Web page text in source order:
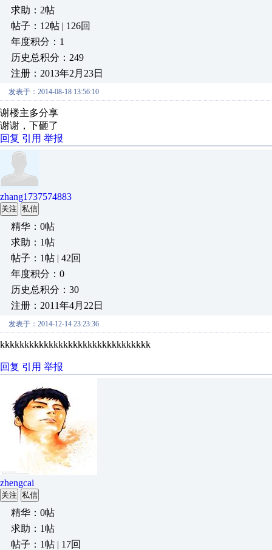
求助：2帖
帖子：12帖 | 126回
年度积分：1
历史总积分：249
注册：2013年2月23日
发表于：2014-08-18 13:56:10
谢楼主多分享
谢谢，下砸了
回复 引用 举报
zhang1737574883
关注 私信
精华：0帖
求助：1帖
帖子：1帖 | 42回
年度积分：0
历史总积分：30
注册：2011年4月22日
发表于：2014-12-14 23:23:36
kkkkkkkkkkkkkkkkkkkkkkkkkkkkkkk
回复 引用 举报
zhengcai
关注 私信
精华：0帖
求助：1帖
帖子：1帖 | 17回